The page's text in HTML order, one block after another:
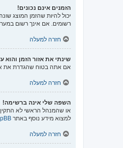
הזמנים אינם נכונים!
יכול להיות שהזמן המוצג
רשומים. אם אינך רשום
חזרה למעלה
שינתי את אזור הזמן והוא
אם אתה בטוח שהגדרת את
חזרה למעלה
השפה שלי אינה ברשימה!
או שהמנהל הראשי לא
למצוא מידע נוסף באתר
חזרה למעלה